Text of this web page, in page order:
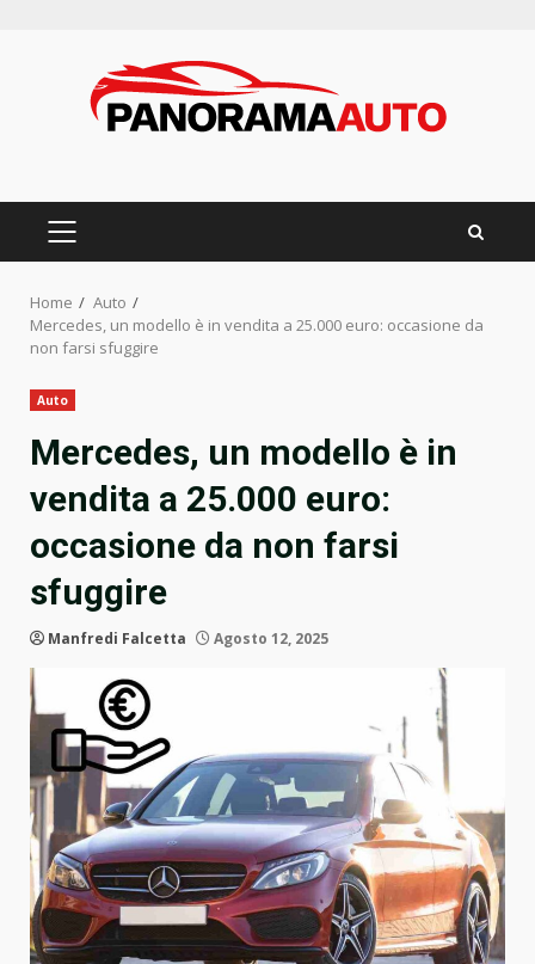
PRIMARY
Home
Auto
Mercedes, un modello è in vendita a 25.000 euro: occasione da
non farsi sfuggire
Auto
Mercedes, un modello è in
vendita a 25.000 euro:
occasione da non farsi
sfuggire
Manfredi Falcetta Agosto 12, 2025